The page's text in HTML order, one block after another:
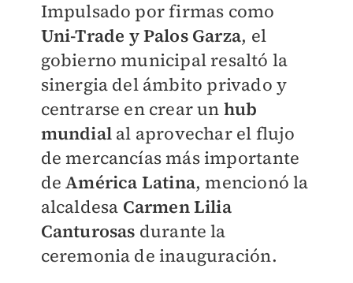
Impulsado por firmas como
Uni-Trade y Palos Garza, el
gobierno municipal resaltó la
sinergia del ámbito privado y
centrarse en crear un hub
mundialal aprovechar el flujo
de mercancías más importante
deAmérica Latina, mencionó la
alcaldesa Carmen Lilia
Canturosas durante la
ceremonia de inauguración.